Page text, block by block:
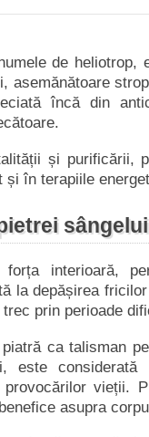
de heliotrop,
asemănătoare
încă din
și purificării,
în terapiile
sângelui
interioară,
la depășirea
prin perioade
ca talisman
este considerată
vieții.
asupra